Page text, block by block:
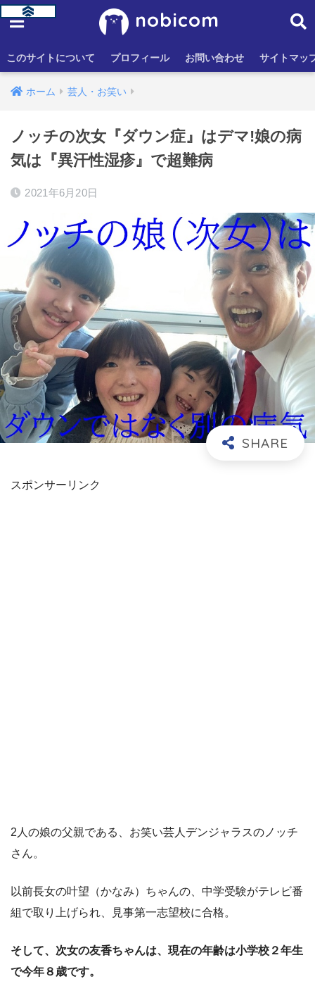
nobicom
このサイトについて プロフィール お問い合わせ サイトマッ
ホーム 芸人・お笑い
ノッチの次女『ダウン症』はデマ!娘の病
気は『異汗性湿疹』で超難病
2021年6月20日
スポンサーリンク
2人の娘の父親である、お笑い芸人デンジャラスのノッチ
さん。
以前長女の叶望（かなみ）ちゃんの、中学受験がテレビ番
組で取り上げられ、見事第一志望校に合格。
そして、次女の友香ちゃんは、現在の年齢は小学校２年生
で今年８歳です。